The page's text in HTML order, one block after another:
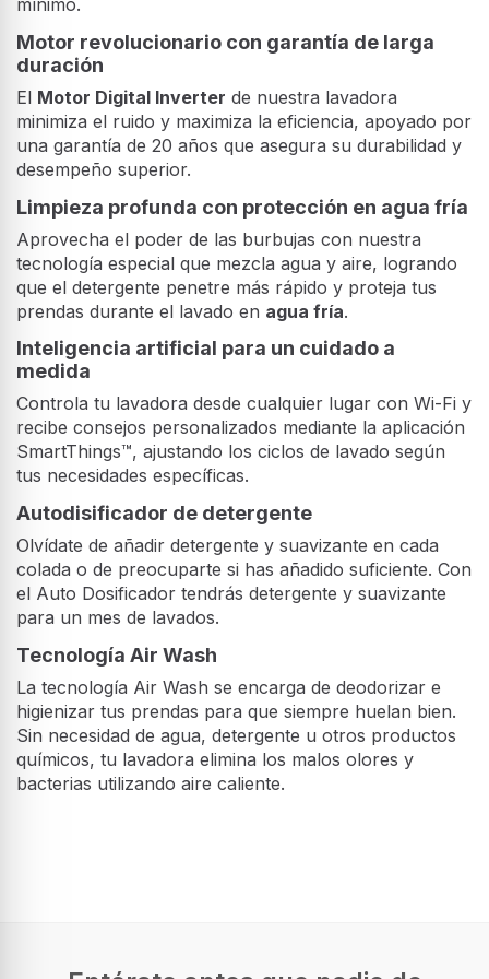
Motor revolucionario con garantía de larga
duración
El Motor Digital Inverter de nuestra lavadora
minimiza el ruido y maximiza la eficiencia, apoyado por
una garantía de 20 años que asegura su durabilidad y
desempeño superior.
Limpieza profunda con protección en agua fría
Aprovecha el poder de las burbujas con nuestra
tecnología especial que mezcla agua y aire, logrando
que el detergente penetre más rápido y proteja tus
prendas durante el lavado en agua fría.
Inteligencia artificial para un cuidado a
medida
Controla tu lavadora desde cualquier lugar con Wi-Fi y
recibe consejos personalizados mediante la aplicación
SmartThings™, ajustando los ciclos de lavado según
tus necesidades específicas.
Autodisificador de detergente
Olvídate de añadir detergente y suavizante en cada
colada o de preocuparte si has añadido suficiente. Con
el Auto Dosificador tendrás detergente y suavizante
para un mes de lavados.
Tecnología Air Wash
La tecnología Air Wash se encarga de deodorizar e
higienizar tus prendas para que siempre huelan bien.
Sin necesidad de agua, detergente u otros productos
químicos, tu lavadora elimina los malos olores y
bacterias utilizando aire caliente.
Carga frontal